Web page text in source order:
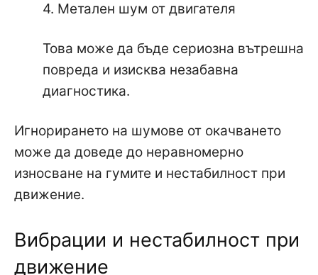
4. Метален шум от двигателя
Това може да бъде сериозна вътрешна
повреда и изисква незабавна
диагностика.
Игнорирането на шумове от окачването
може да доведе до неравномерно
износване на гумите и нестабилност при
движение.
Вибрации и нестабилност при
движение